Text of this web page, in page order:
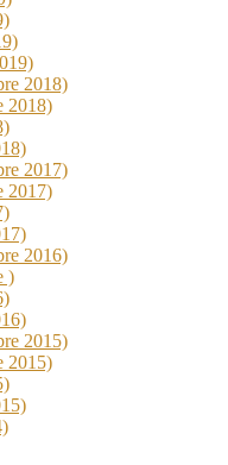
2015)
2015)
)
2016)
2017)
2017)
2018)
2018)